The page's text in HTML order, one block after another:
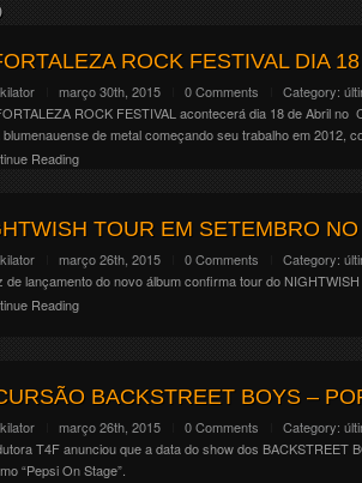
ROCK FESTIVAL DIA
março 30th, 2015 0 Comments Category:
ROCK FESTIVAL acontecerá dia 18 de Abril
blumenauense de metal começando seu trabalho em 2012,
Reading
TOUR EM SETEMBRO
março 26th, 2015 0 Comments Category:
de lançamento do novo álbum confirma tour do
Reading
BACKSTREET BOYS –
março 26th, 2015 0 Comments Category:
T4F anunciou que a data do show dos BACKSTREET
“Pepsi On Stage”.